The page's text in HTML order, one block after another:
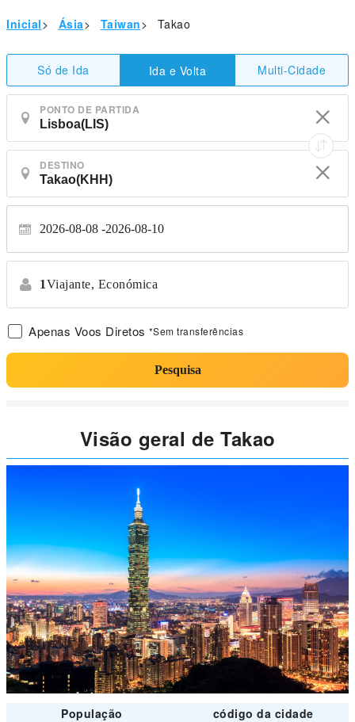
Inicial> Ásia> Taiwan> Takao
Só de Ida Ida e Volta Multi-Cidade
PONTO DE PARTIDA
DESTINO
2026-08-08 2026-08-10
1Viajante, Económica
Apenas Voos Diretos *Sem transferências
Pesquisa
Visão geral de Takao
População
código da cidade